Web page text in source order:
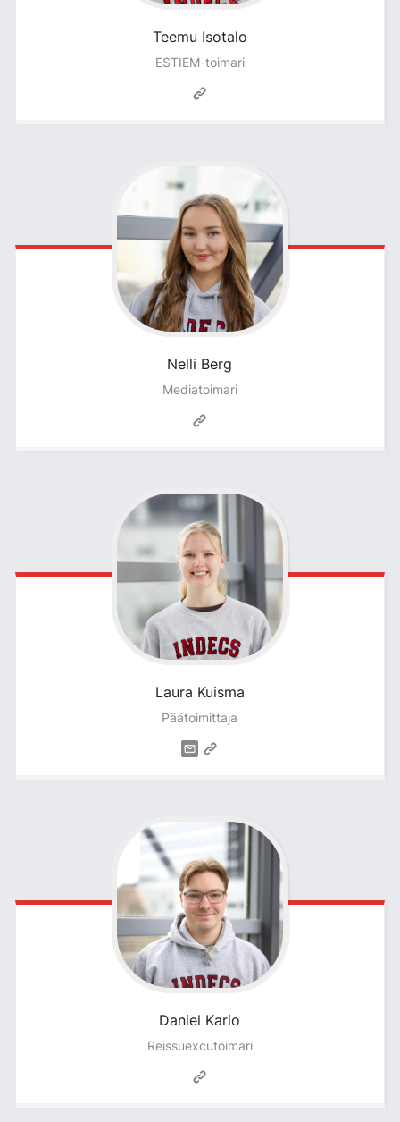
Teemu Isotalo
ESTIEM-toimari
Nelli Berg
Mediatoimari
Laura Kuisma
Päätoimittaja
Daniel Kario
Reissuexcutoimari